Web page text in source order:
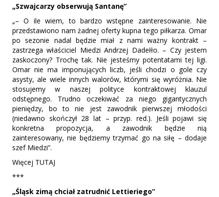
„Szwajcarzy obserwują Santanę”
„– O ile wiem, to bardzo wstępne zainteresowanie. Nie
przedstawiono nam żadnej oferty kupna tego piłkarza. Omar
po sezonie nadal będzie miał z nami ważny kontrakt –
zastrzega właściciel Miedzi Andrzej Dadełło. – Czy jestem
zaskoczony? Trochę tak. Nie jesteśmy potentatami tej ligi.
Omar nie ma imponujących liczb, jeśli chodzi o gole czy
asysty, ale wiele innych walorów, którymi się wyróżnia. Nie
stosujemy w naszej polityce kontraktowej klauzul
odstępnego. Trudno oczekiwać za niego gigantycznych
pieniędzy, bo to nie jest zawodnik pierwszej młodości
(niedawno skończył 28 lat – przyp. red.). Jeśli pojawi się
konkretna propozycja, a zawodnik będzie nią
zainteresowany, nie będziemy trzymać go na siłę – dodaje
szef Miedzi”.
Więcej TUTAJ
***
„Śląsk zimą chciał zatrudnić Lettieriego”